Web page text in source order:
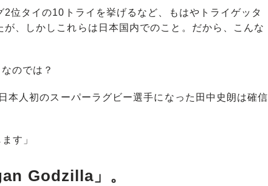
位タイの10トライを挙げるなど、もはやトライゲッタ
、しかしこれらは日本国内でのこと。だから、こんな
のでは？
人初のスーパーラグビー選手になった田中史朗は確信
す」
Godzilla」。